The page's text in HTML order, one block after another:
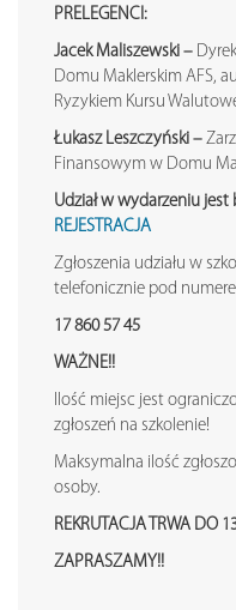
PRELEGENCI:
Jacek Maliszewski –
Domu Maklerskim AFS,
Ryzykiem Kursu
Łukasz Leszczyński –
Finansowym w Domu
Udział w wydarzeniu
REJESTRACJA
Zgłoszenia udziału w
telefonicznie pod
17 860 57 45
WAŻNE!!
Ilość miejsc jest
zgłoszeń na szkolenie!
Maksymalna ilość
osoby.
REKRUTACJA TRWA DO
ZAPRASZAMY!!